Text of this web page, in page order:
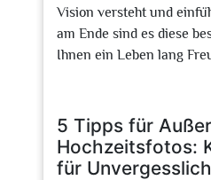
Vision versteht und
am Ende sind es diese
Ihnen ein Leben lang
5 Tipps für
Hochzeitsfotos:
für